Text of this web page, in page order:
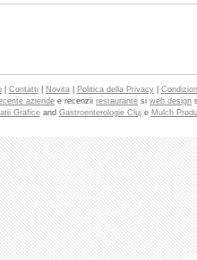
| Contatti| Novita| Politica della Privacy|
aziende e recenzii restaurante si web design
Graficeand Gastroenterologie Cluje Mulch